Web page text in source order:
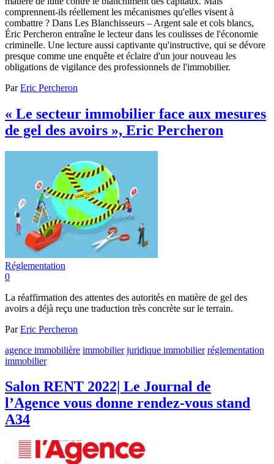
comprennent-ils réellement les mécanismes qu'elles visent à
combattre ? Dans Les Blanchisseurs – Argent sale et cols blancs,
Éric Percheron entraîne le lecteur dans les coulisses de l'économie
criminelle. Une lecture aussi captivante qu'instructive, qui se dévore
presque comme une enquête et éclaire d'un jour nouveau les
obligations de vigilance des professionnels de l'immobilier.
ParEric Percheron
« Le secteur immobilier face aux mesures
de gel des avoirs », Eric Percheron
Réglementation
0
La réaffirmation des attentes des autorités en matière de gel des
avoirs a déjà reçu une traduction très concrète sur le terrain.
ParEric Percheron
agence immobilière immobilier juridique immobilier réglementation
immobilier
Salon RENT 2022| Le Journal de
l’Agence vous donne rendez-vous stand
A34